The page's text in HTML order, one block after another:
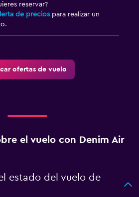
reservar?
de precios para realizar un
ofertas de vuelo
el vuelo con Denim Air
estado del vuelo de